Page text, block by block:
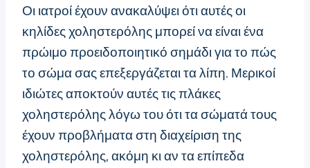
Οι ιατροί έχουν ανακαλύψει ότι αυτές οι
κηλίδες χοληστερόλης μπορεί να είναι ένα
πρώιμο προειδοποιητικό σημάδι για το πώς
το σώμα σας επεξεργάζεται τα λίπη. Μερικοί
ιδιώτες αποκτούν αυτές τις πλάκες
χοληστερόλης λόγω του ότι τα σώματά τους
έχουν προβλήματα στη διαχείριση της
χοληστερόλης, ακόμη κι αν τα επίπεδα